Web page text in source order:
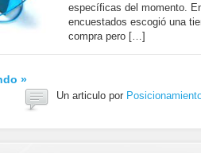
específicas del momento.
encuestados escogió una
compra pero […]
»
Un articulo por